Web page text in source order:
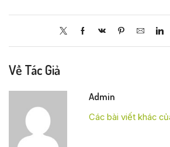
Về Tác Giả
Admin
Các bài viết khác